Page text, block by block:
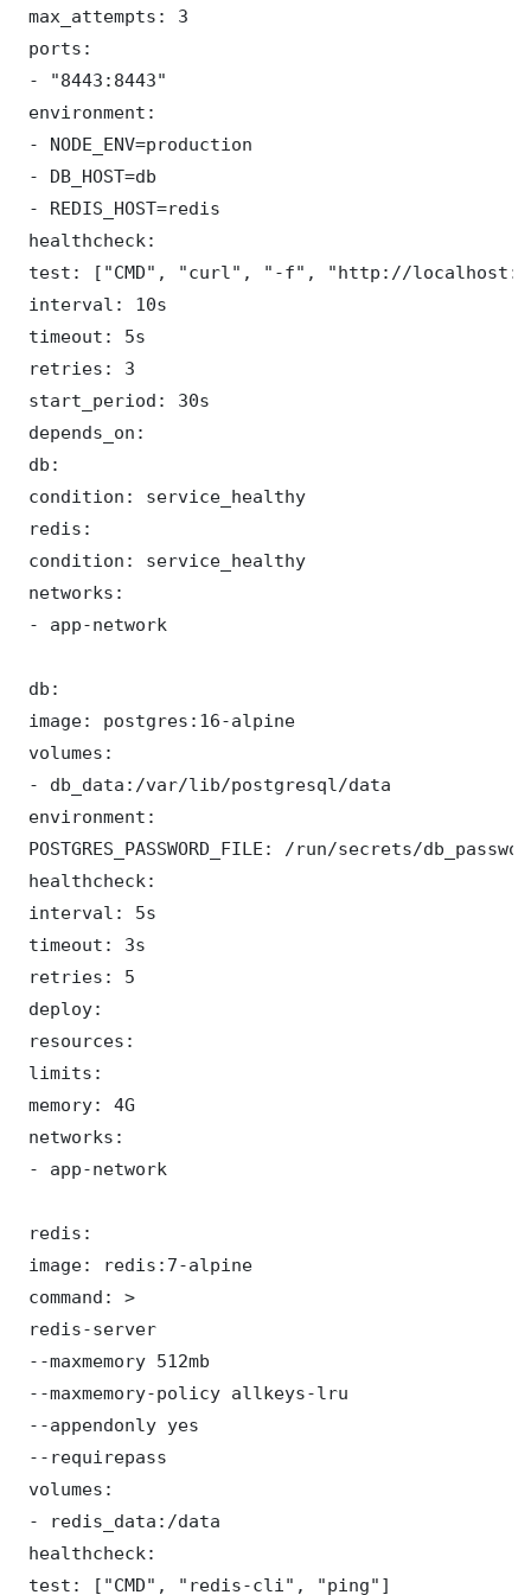
max_attempts: 3
ports:
- "8443:8443"
environment:
- NODE_ENV=production
- DB_HOST=db
- REDIS_HOST=redis
healthcheck:
test: ["CMD", "curl", "-f", "http://
interval: 10s
timeout: 5s
retries: 3
start_period: 30s
depends_on:
db:
condition: service_healthy
redis:
condition: service_healthy
networks:
- app-network
db:
image: postgres:16-alpine
volumes:
- db_data:/var/lib/postgresql/data
environment:
POSTGRES_PASSWORD_FILE: /run/secrets/
healthcheck:
interval: 5s
timeout: 3s
retries: 5
deploy:
resources:
limits:
memory: 4G
networks:
- app-network
redis:
image: redis:7-alpine
command: >
redis-server
--maxmemory 512mb
--maxmemory-policy allkeys-lru
--appendonly yes
--requirepass
volumes:
- redis_data:/data
healthcheck:
test: ["CMD", "redis-cli", "ping"]